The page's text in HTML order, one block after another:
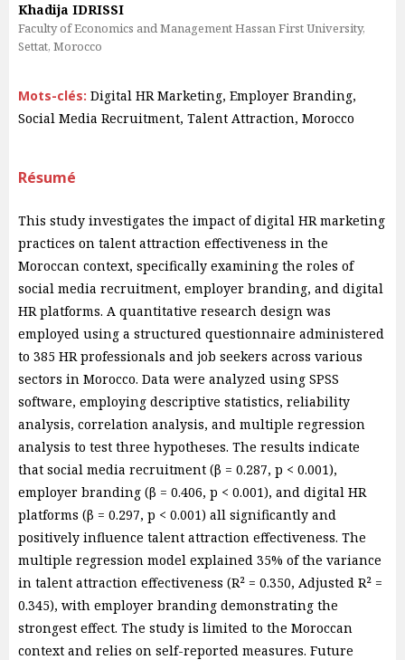
Khadija IDRISSI
Faculty of Economics and Management Hassan First University,
Settat, Morocco
Mots-clés: Digital HR Marketing, Employer Branding,
Social Media Recruitment, Talent Attraction, Morocco
Résumé
This study investigates the impact of digital HR marketing
practices on talent attraction effectiveness in the
Moroccan context, specifically examining the roles of
social media recruitment, employer branding, and digital
HR platforms. A quantitative research design was
employed using a structured questionnaire administered
to 385 HR professionals and job seekers across various
sectors in Morocco. Data were analyzed using SPSS
software, employing descriptive statistics, reliability
analysis, correlation analysis, and multiple regression
analysis to test three hypotheses. The results indicate
that social media recruitment (β = 0.287, p < 0.001),
employer branding (β = 0.406, p < 0.001), and digital HR
platforms (β = 0.297, p < 0.001) all significantly and
positively influence talent attraction effectiveness. The
multiple regression model explained 35% of the variance
in talent attraction effectiveness (R² = 0.350, Adjusted R² =
0.345), with employer branding demonstrating the
strongest effect. The study is limited to the Moroccan
context and relies on self-reported measures. Future